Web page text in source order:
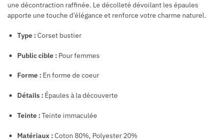
une décontraction raffinée. Le décolleté dévoilant les épaules
apporte une touche d’élégance et renforce votre charme naturel.
Type :Corset bustier
Public cible : Pour femmes
Forme : En forme de coeur
Détails : Épaules à la découverte
Teinte :Teinte immaculée
Matériaux :Coton 80%, Polyester 20%